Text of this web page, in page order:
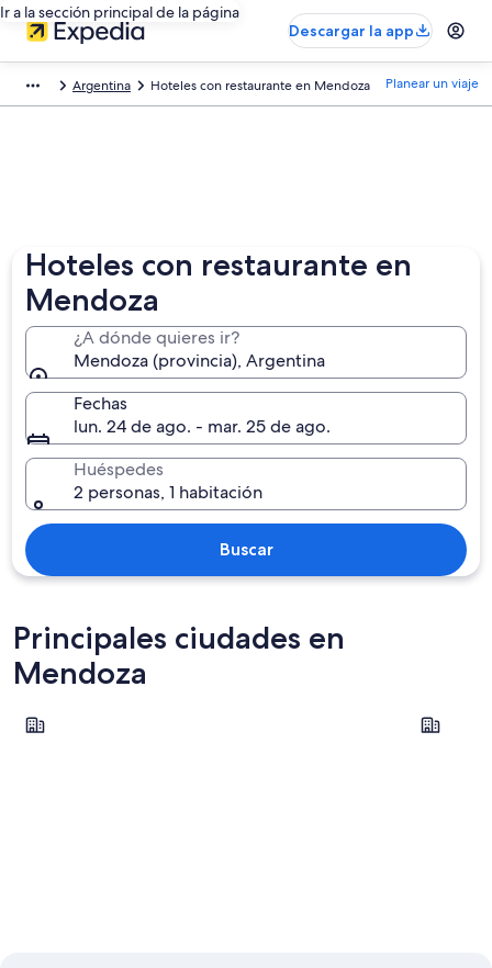
Ir a la sección principal de la página
Descargar la app
Argentina Hoteles con restaurante en Mendoza Planear un viaje
Hoteles con restaurante en
Mendoza
¿A dónde quieres ir?
Mendoza (provincia), Argentina
Fechas
lun. 24 de ago. - mar. 25 de ago.
Huéspedes
2 personas, 1 habitación
Buscar
Principales ciudades en
Mendoza
Chacras de Coria Mendoza